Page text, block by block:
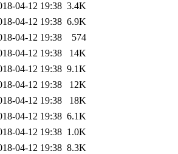
04-12 19:38 3.4K
04-12 19:38 6.9K
04-12 19:38
574
04-12 19:38
14K
04-12 19:38 9.1K
04-12 19:38
12K
04-12 19:38
18K
04-12 19:38 6.1K
04-12 19:38 1.0K
04-12 19:38 8.3K